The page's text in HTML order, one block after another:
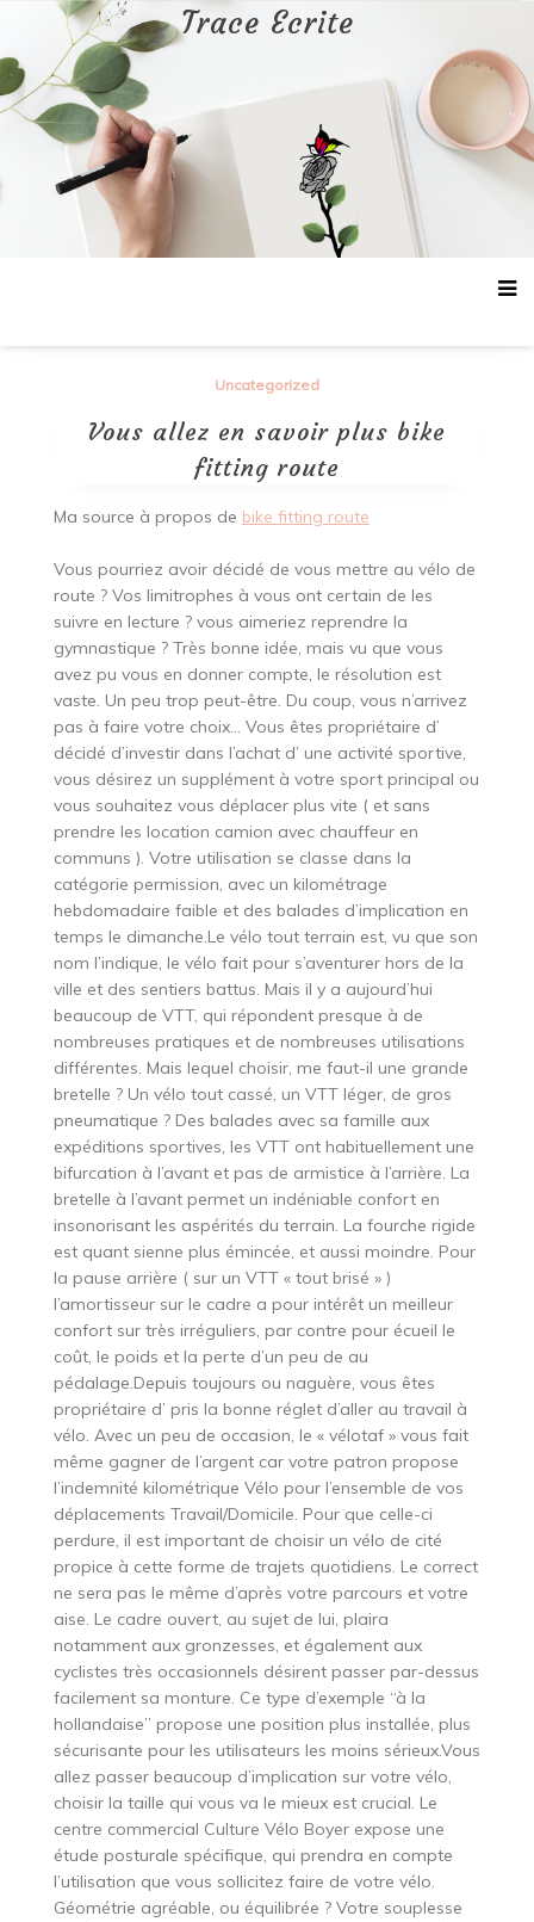
contenu
Trace Ecrite
Uncategorized
Vous allez en savoir plus bike
fitting route
Ma source à propos de bike fitting route
Vous pourriez avoir décidé de vous mettre au vélo de
route ? Vos limitrophes à vous ont certain de les
suivre en lecture ? vous aimeriez reprendre la
gymnastique ? Très bonne idée, mais vu que vous
avez pu vous en donner compte, le résolution est
vaste. Un peu trop peut-être. Du coup, vous n’arrivez
pas à faire votre choix… Vous êtes propriétaire d’
décidé d’investir dans l’achat d’ une activité sportive,
vous désirez un supplément à votre sport principal ou
vous souhaitez vous déplacer plus vite ( et sans
prendre les location camion avec chauffeur en
communs ). Votre utilisation se classe dans la
catégorie permission, avec un kilométrage
hebdomadaire faible et des balades d’implication en
temps le dimanche.Le vélo tout terrain est, vu que son
nom l’indique, le vélo fait pour s’aventurer hors de la
ville et des sentiers battus. Mais il y a aujourd’hui
beaucoup de VTT, qui répondent presque à de
nombreuses pratiques et de nombreuses utilisations
différentes. Mais lequel choisir, me faut-il une grande
bretelle ? Un vélo tout cassé, un VTT léger, de gros
pneumatique ? Des balades avec sa famille aux
expéditions sportives, les VTT ont habituellement une
bifurcation à l’avant et pas de armistice à l’arrière. La
bretelle à l’avant permet un indéniable confort en
insonorisant les aspérités du terrain. La fourche rigide
est quant sienne plus émincée, et aussi moindre. Pour
la pause arrière ( sur un VTT « tout brisé » )
l’amortisseur sur le cadre a pour intérêt un meilleur
confort sur très irréguliers, par contre pour écueil le
coût, le poids et la perte d’un peu de au
pédalage.Depuis toujours ou naguère, vous êtes
propriétaire d’ pris la bonne réglet d’aller au travail à
vélo. Avec un peu de occasion, le « vélotaf » vous fait
même gagner de l’argent car votre patron propose
l’indemnité kilométrique Vélo pour l’ensemble de vos
déplacements Travail/Domicile. Pour que celle-ci
perdure, il est important de choisir un vélo de cité
propice à cette forme de trajets quotidiens. Le correct
ne sera pas le même d’après votre parcours et votre
aise. Le cadre ouvert, au sujet de lui, plaira
notamment aux gronzesses, et également aux
cyclistes très occasionnels désirent passer par-dessus
facilement sa monture. Ce type d’exemple “à la
hollandaise” propose une position plus installée, plus
sécurisante pour les utilisateurs les moins sérieux.Vous
allez passer beaucoup d’implication sur votre vélo,
choisir la taille qui vous va le mieux est crucial. Le
centre commercial Culture Vélo Boyer expose une
étude posturale spécifique, qui prendra en compte
l’utilisation que vous sollicitez faire de votre vélo.
Géométrie agréable, ou équilibrée ? Votre souplesse